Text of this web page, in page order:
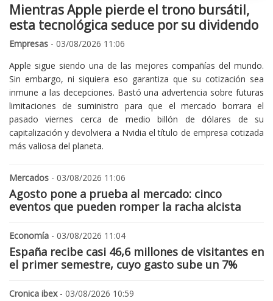
Mientras Apple pierde el trono bursátil,
esta tecnológica seduce por su dividendo
Empresas - 03/08/2026 11:06
Apple sigue siendo una de las mejores compañías del mundo.
Sin embargo, ni siquiera eso garantiza que su cotización sea
inmune a las decepciones. Bastó una advertencia sobre futuras
limitaciones de suministro para que el mercado borrara el
pasado viernes cerca de medio billón de dólares de su
capitalización y devolviera a Nvidia el título de empresa cotizada
más valiosa del planeta.
Mercados - 03/08/2026 11:06
Agosto pone a prueba al mercado: cinco
eventos que pueden romper la racha alcista
Economía - 03/08/2026 11:04
España recibe casi 46,6 millones de visitantes en
el primer semestre, cuyo gasto sube un 7%
Cronica ibex- 03/08/2026 10:59